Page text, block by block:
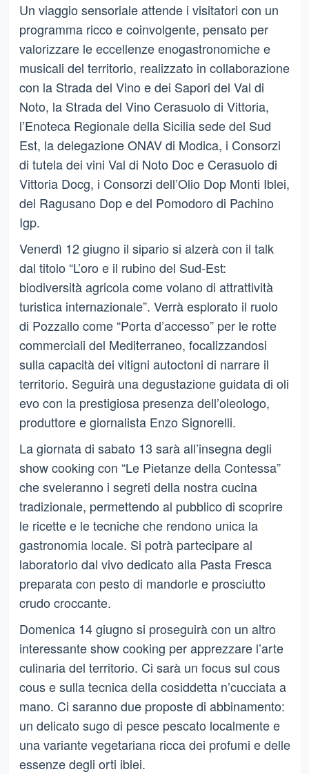
Un viaggio sensoriale attende i visitatori con un
programma ricco e coinvolgente, pensato per
valorizzare le eccellenze enogastronomiche e
musicali del territorio, realizzato in collaborazione
con la Strada del Vino e dei Sapori del Val di
Noto, la Strada del Vino Cerasuolo di Vittoria,
l’Enoteca Regionale della Sicilia sede del Sud
Est, la delegazione ONAV di Modica, i Consorzi
di tutela dei vini Val di Noto Doc e Cerasuolo di
Vittoria Docg, i Consorzi dell’Olio Dop Monti Iblei,
del Ragusano Dop e del Pomodoro di Pachino
Igp.
Venerdì 12 giugno il sipario si alzerà con il talk
dal titolo “L’oro e il rubino del Sud-Est:
biodiversità agricola come volano di attrattività
turistica internazionale”. Verrà esplorato il ruolo
di Pozzallo come “Porta d’accesso” per le rotte
commerciali del Mediterraneo, focalizzandosi
sulla capacità dei vitigni autoctoni di narrare il
territorio. Seguirà una degustazione guidata di oli
evo con la prestigiosa presenza dell’oleologo,
produttore e giornalista Enzo Signorelli.
La giornata di sabato 13 sarà all’insegna degli
show cooking con “Le Pietanze della Contessa”
che sveleranno i segreti della nostra cucina
tradizionale, permettendo al pubblico di scoprire
le ricette e le tecniche che rendono unica la
gastronomia locale. Si potrà partecipare al
laboratorio dal vivo dedicato alla Pasta Fresca
preparata con pesto di mandorle e prosciutto
crudo croccante.
Domenica 14 giugno si proseguirà con un altro
interessante show cooking per apprezzare l’arte
culinaria del territorio. Ci sarà un focus sul cous
cous e sulla tecnica della cosiddetta n’cucciata a
mano. Ci saranno due proposte di abbinamento:
un delicato sugo di pesce pescato localmente e
una variante vegetariana ricca dei profumi e delle
essenze degli orti iblei.